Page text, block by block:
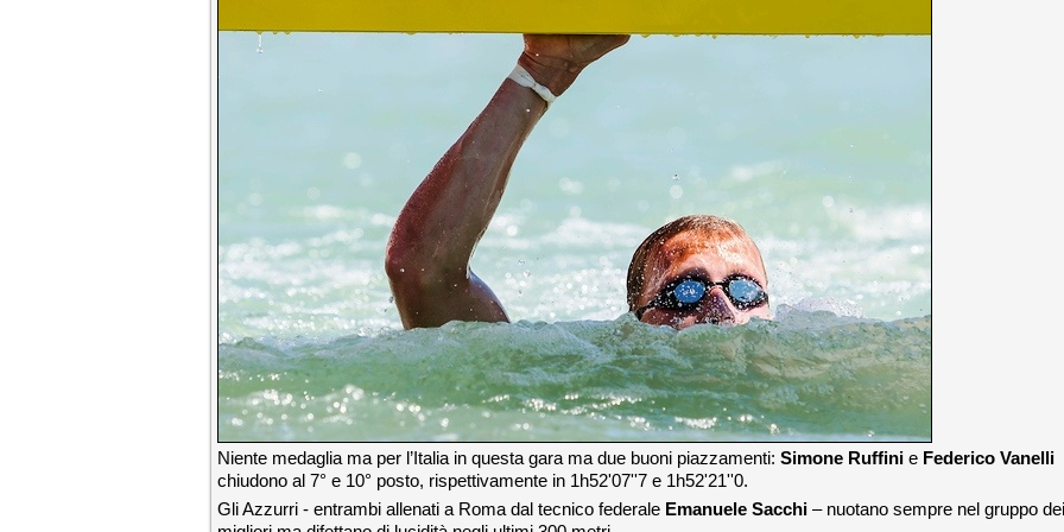
Niente medaglia ma per l’Italia in questa gara ma due buoni piazzamenti: Simone Ruffini e Federico Vanelli
chiudono al 7° e 10° posto, rispettivamente in 1h52'07''7 e 1h52'21''0.
Gli Azzurri - entrambi allenati a Roma dal tecnico federale Emanuele Sacchi – nuotano sempre nel gruppo dei